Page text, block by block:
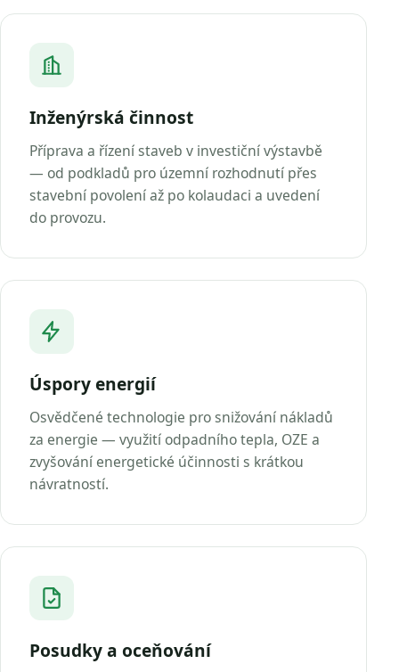
Inženýrská činnost
Příprava a řízení staveb v investiční výstavbě
— od podkladů pro územní rozhodnutí přes
stavební povolení až po kolaudaci a uvedení
do provozu.
Úspory energií
Osvědčené technologie pro snižování nákladů
za energie — využití odpadního tepla, OZE a
zvyšování energetické účinnosti s krátkou
návratností.
Posudky a oceňování